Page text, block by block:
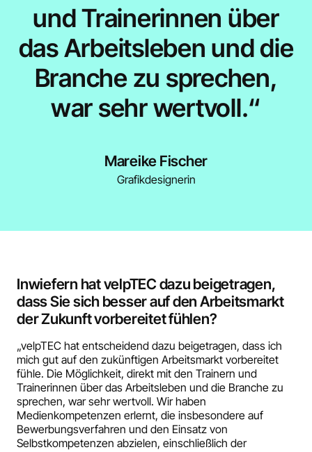
und Trainerinnen über
das Arbeitsleben und die
Branche zu sprechen,
war sehr wertvoll.“
Mareike Fischer
Grafikdesignerin
Inwiefern hat velpTEC dazu beigetragen,
dass Sie sich besser auf den Arbeitsmarkt
der Zukunft vorbereitet fühlen?
„velpTEC hat entscheidend dazu beigetragen, dass ich
mich gut auf den zukünftigen Arbeitsmarkt vorbereitet
fühle. Die Möglichkeit, direkt mit den Trainern und
Trainerinnen über das Arbeitsleben und die Branche zu
sprechen, war sehr wertvoll. Wir haben
Medienkompetenzen erlernt, die insbesondere auf
Bewerbungsverfahren und den Einsatz von
Selbstkompetenzen abzielen, einschließlich der